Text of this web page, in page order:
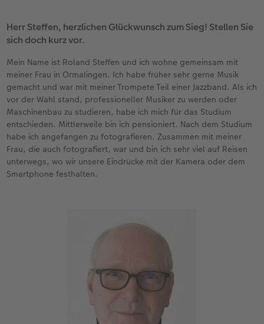
CEWE FOTOBUCH per PDF
Zubehör
CEWE myPhotos
Neuheiten
Herr Steffen, herzlichen Glückwunsch zum Sieg! Stellen Sie
sich doch kurz vor.
Mein Name ist Roland Steffen und ich wohne gemeinsam mit
meiner Frau in Ormalingen. Ich habe früher sehr gerne Musik
gemacht und war mit meiner Trompete Teil einer Jazzband. Als ich
vor der Wahl stand, professioneller Musiker zu werden oder
Maschinenbau zu studieren, habe ich mich für das Studium
entschieden. Mittlerweile bin ich pensioniert. Nach dem Studium
habe ich angefangen zu fotografieren. Zusammen mit meiner
Frau, die auch fotografiert, war und bin ich sehr viel auf Reisen
unterwegs, wo wir unsere Eindrücke mit der Kamera oder dem
Smartphone festhalten.